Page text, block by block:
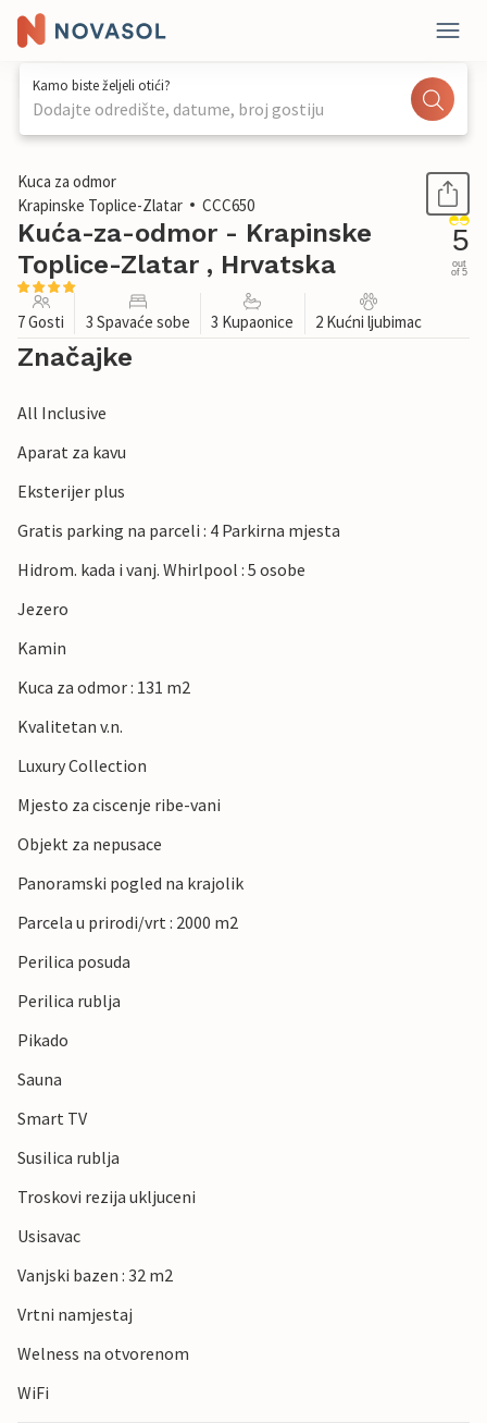
Kamo biste željeli otići?
Dodajte odredište, datume, broj gostiju
1 / 46
Kuca za odmor
Krapinske Toplice-Zlatar
CCC650
Kuća-za-odmor - Krapinske
Toplice-Zlatar , Hrvatska
5
out
of 5
7 Gosti 3 Spavaće sobe 3 Kupaonice 2 Kućni ljubimac
Značajke
All Inclusive
Aparat za kavu
Eksterijer plus
Gratis parking na parceli : 4 Parkirna mjesta
Hidrom. kada i vanj. Whirlpool : 5 osobe
Jezero
Kamin
Kuca za odmor : 131 m2
Kvalitetan v.n.
Luxury Collection
Mjesto za ciscenje ribe-vani
Objekt za nepusace
Panoramski pogled na krajolik
Parcela u prirodi/vrt : 2000 m2
Perilica posuda
Perilica rublja
Pikado
Sauna
Smart TV
Susilica rublja
Troskovi rezija ukljuceni
Usisavac
Vanjski bazen : 32 m2
Vrtni namjestaj
Welness na otvorenom
WiFi